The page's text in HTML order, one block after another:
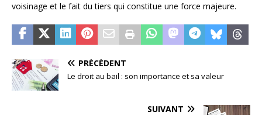
voisinage et le fait du tiers qui constitue une force majeure.
PRÉCÉDENT
Le droit au bail : son importance et sa valeur
SUIVANT